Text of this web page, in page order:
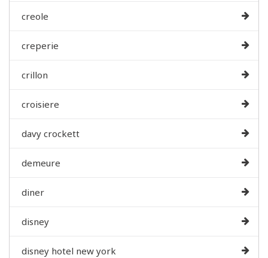
creole
creperie
crillon
croisiere
davy crockett
demeure
diner
disney
disney hotel new york